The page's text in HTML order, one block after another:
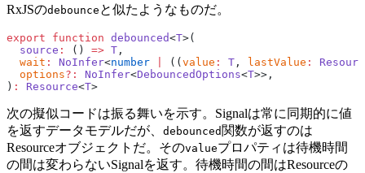
RxJSのdebounce と似たようなものだ。
export function debounced<T>(
  source
: () => T ,
  wait
: NoInfer<number ((value : T , lastValue :
  options
?: NoInfer<DebouncedOptions<T>>,
) : Resource<T>
次の擬似コードは振る舞いを示す。Signalは常に同期的に値
を返すデータモデルだが、 debounced 関数が返すのは
Resourceオブジェクトだ。そのvalueプロパティは待機時間
の間は変わらないSignalを返す。待機時間の間はResourceの